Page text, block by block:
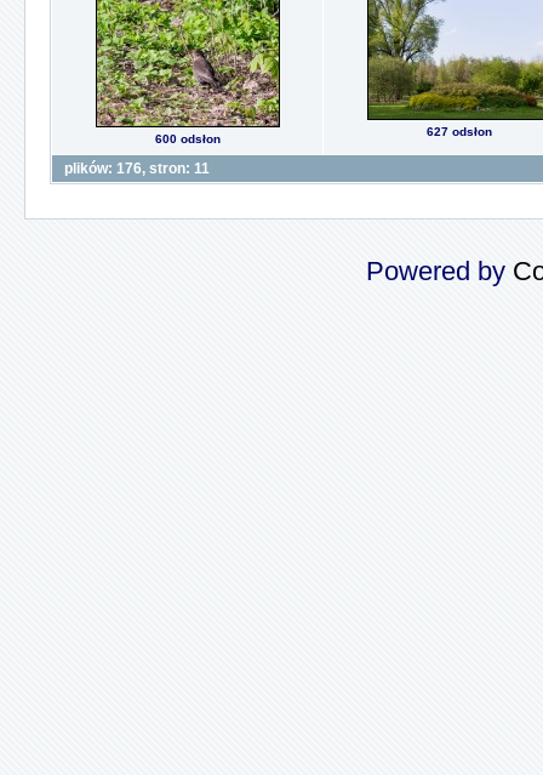
600 odsłon
627 odsłon
plików: 176, stron: 11
Powered by